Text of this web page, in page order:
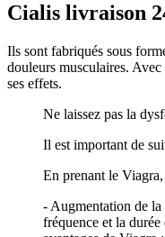
Cialis livraison
Ils sont fabriqués sous
douleurs musculaires.
ses effets.
Ne laissez pas la
Il est important de
En prenant le
- Augmentation de la
fréquence et la